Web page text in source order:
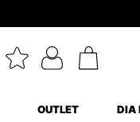
OUTLET DIA